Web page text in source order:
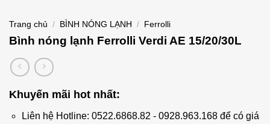
Trang chủ / BÌNH NÓNG LẠNH / Ferrolli
Bình nóng lạnh Ferrolli Verdi AE 15/20/30L
Khuyến mãi hot nhất:
Liên hệ Hotline: 0522.6868.82 - 0928.963.168 để có giá